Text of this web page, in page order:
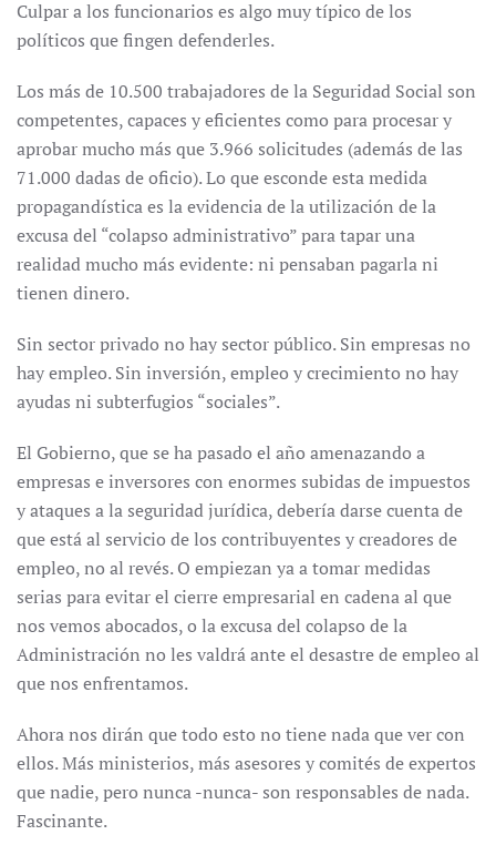
Culpar a los funcionarios es algo muy típico de los
políticos que fingen defenderles.
Los más de 10.500 trabajadores de la Seguridad Social son
competentes, capaces y eficientes como para procesar y
aprobar mucho más que 3.966 solicitudes (además de las
71.000 dadas de oficio). Lo que esconde esta medida
propagandística es la evidencia de la utilización de la
excusa del “colapso administrativo” para tapar una
realidad mucho más evidente: ni pensaban pagarla ni
tienen dinero.
Sin sector privado no hay sector público. Sin empresas no
hay empleo. Sin inversión, empleo y crecimiento no hay
ayudas ni subterfugios “sociales”.
El Gobierno, que se ha pasado el año amenazando a
empresas e inversores con enormes subidas de impuestos
y ataques a la seguridad jurídica, debería darse cuenta de
que está al servicio de los contribuyentes y creadores de
empleo, no al revés. O empiezan ya a tomar medidas
serias para evitar el cierre empresarial en cadena al que
nos vemos abocados, o la excusa del colapso de la
Administración no les valdrá ante el desastre de empleo al
que nos enfrentamos.
Ahora nos dirán que todo esto no tiene nada que ver con
ellos. Más ministerios, más asesores y comités de expertos
que nadie, pero nunca -nunca- son responsables de nada.
Fascinante.